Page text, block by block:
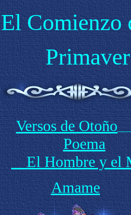
El Comienzo
Versos de Otoño
Poema
El Hombre y el
Amame